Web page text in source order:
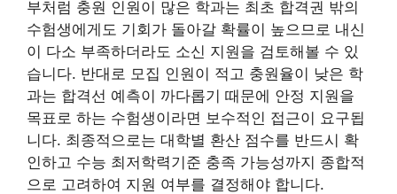
부처럼 충원 인원이 많은 학과는 최초 합격권 밖의
수험생에게도 기회가 돌아갈 확률이 높으므로 내신
이 다소 부족하더라도 소신 지원을 검토해볼 수 있
습니다. 반대로 모집 인원이 적고 충원율이 낮은 학
과는 합격선 예측이 까다롭기 때문에 안정 지원을
목표로 하는 수험생이라면 보수적인 접근이 요구됩
니다. 최종적으로는 대학별 환산 점수를 반드시 확
인하고 수능 최저학력기준 충족 가능성까지 종합적
으로 고려하여 지원 여부를 결정해야 합니다.